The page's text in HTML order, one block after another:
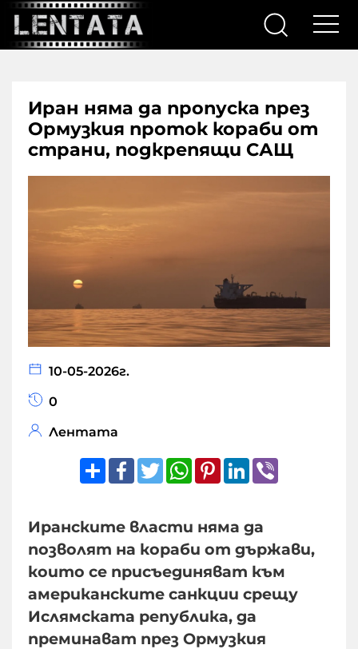
Иран няма да пропуска през
Ормузкия проток кораби от
страни, подкрепящи САЩ
10-05-2026г.
0
Лентата
ShareFacebook
TwitterWhatsApp
Pinterest
LinkedIn
Иранските власти няма да
позволят на кораби от държави,
които се присъединяват към
американските санкции срещу
Ислямската република, да
преминават през Ормузкия